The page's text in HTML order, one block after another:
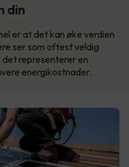
din
er at det kan øke verdien
ser som oftest veldig
det representerer en
energikostnader.